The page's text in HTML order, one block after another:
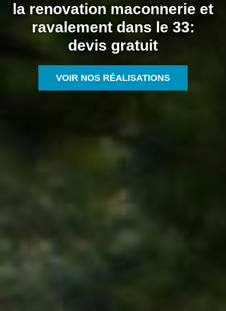
la renovation maconnerie et
ravalement dans le 33:
devis gratuit
VOIR NOS RÉALISATIONS